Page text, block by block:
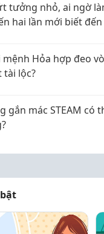
tưởng nhỏ, ai ngờ
hai lần mới biết đến
Hỏa hợp đeo
tài lộc?
gắn mác STEAM có